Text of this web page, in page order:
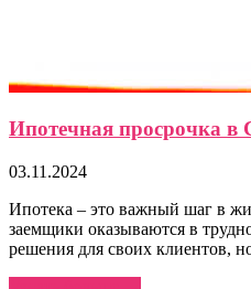
Ипотечная просрочка в
03.11.2024
Ипотека – это важный шаг в
заемщики оказываются в
решения для своих клиентов,